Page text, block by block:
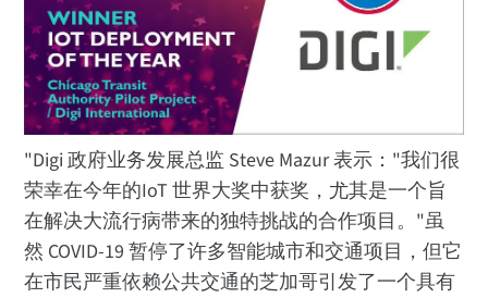
"Digi 政府业务发展总监 Steve Mazur 表示："我们很
荣幸在今年的IoT 世界大奖中获奖，尤其是一个旨
在解决大流行病带来的独特挑战的合作项目。"虽
然 COVID-19 暂停了许多智能城市和交通项目，但它
在市民严重依赖公共交通的芝加哥引发了一个具有